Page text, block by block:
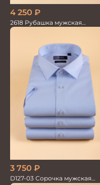
4 250 ₽
2618 Рубашка мужская
кор.рукав трикотажная т.син.
3 750 ₽
D127-03 Сорочка мужская